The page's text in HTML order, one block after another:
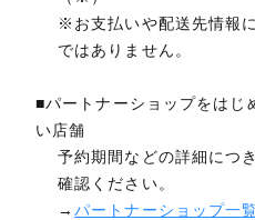
※お支払いや配送先情報
ではありません。
■パートナーショップをはじ
い店舗
予約期間などの詳細につ
確認ください。
→パートナーショップ一